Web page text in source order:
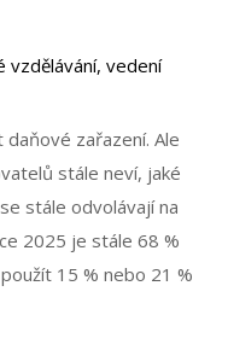
vzdělávání, vedení
zařazení. Ale
stále neví, jaké
stále odvolávají na
2025 je stále 68 %
15 % nebo 21 %